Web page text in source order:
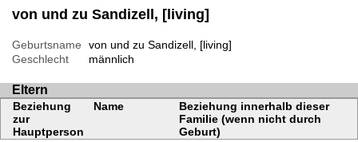
von und zu Sandizell, [living]
Geburtsname
von und zu Sandizell, [living]
Geschlecht
männlich
Eltern
Beziehung
zur
Hauptperson
Name
Beziehung innerhalb dieser
Familie (wenn nicht durch
Geburt)